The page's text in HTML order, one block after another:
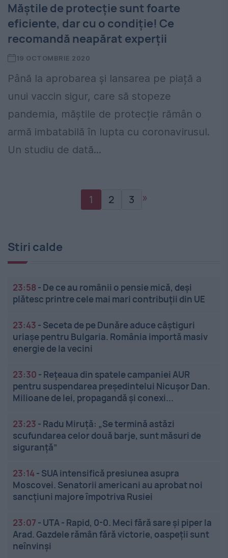
Măștile de protecție sunt foarte
eficiente, dar cu o condiție! Ce
recomandă neapărat experții
19 OCTOMBRIE 2020
Până la aprobarea și lansarea pe piață a
unui vaccin sigur, care să stopeze
pandemia, măștile de protecție rămân o
armă imbatabilă în lupta cu coronavirusul.
Un studiu de dată...
1 2 3 »
Stiri calde
23:58 - De ce au românii o pensie mică, deși
plătesc printre cele mai mari contribuții din UE
23:43 - Seceta de pe Dunăre aduce câștiguri
uriașe pentru Bulgaria. România importă masiv
energie de la vecini
23:30 - Rețeaua din spatele campaniei AUR
pentru suspendarea președintelui Nicușor Dan.
Milioane de lei, propagandă și conexi...
23:23 - Radu Miruță: „Se termină astăzi
scufundarea celor două barje, sunt măsuri de
siguranţă”
23:14- SUA intensifică presiunea asupra
Moscovei. Senatorii americani au aprobat noi
sancțiuni majore împotriva Rusiei
23:07 - UTA - Rapid, 0-0. Meci fără sare și piper la
Arad. Gazdele rămân fără victorie, oaspeții sunt
neînvinși